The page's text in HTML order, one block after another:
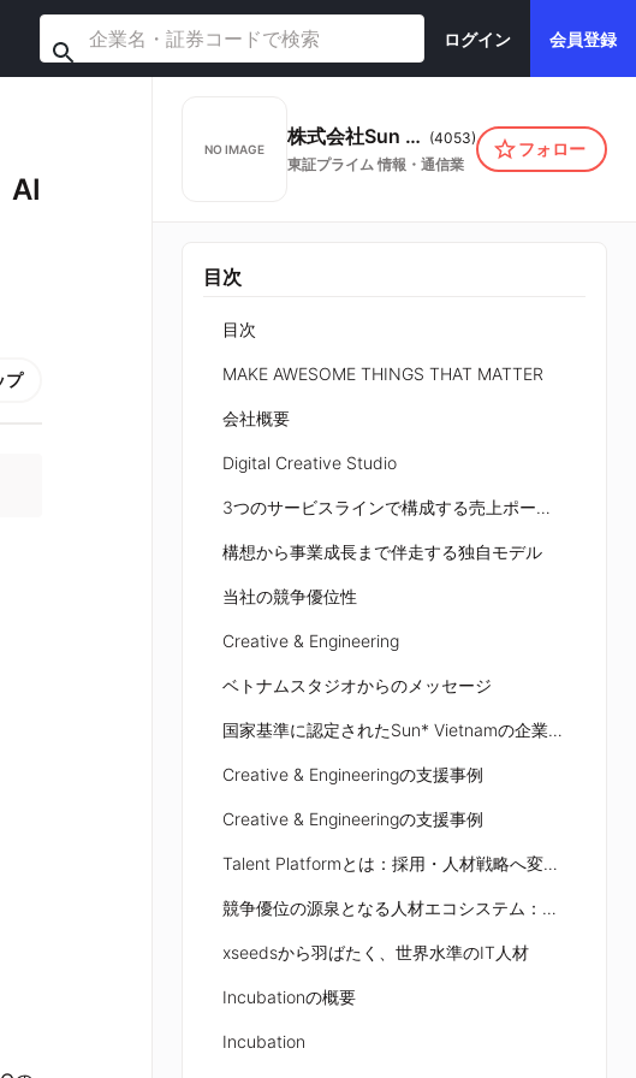
ログイン 会員登録
AI
プ
NO IMAGE
株式会社Sun Asterisk (4053)
東証プライム 情報・通信業
フォロー
目次
目次
MAKE AWESOME THINGS THAT MATTER
会社概要
Digital Creative Studio
3つのサービスラインで構成する売上ポートフォリオ
構想から事業成長まで伴走する独自モデル
当社の競争優位性
Creative & Engineering
ベトナムスタジオからのメッセージ
国家基準に認定されたSun* Vietnamの企業カルチャー
Creative & Engineeringの支援事例
Creative & Engineeringの支援事例
Talent Platformとは：採用・人材戦略へ変換するハブ
競争優位の源泉となる人材エコシステム：人材供給力により、品質とスケールを両立
xseedsから羽ばたく、世界水準のIT人材
Incubationの概要
Incubation